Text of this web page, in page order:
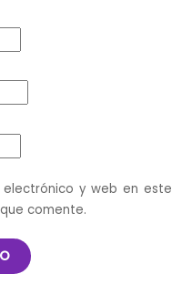
y web en este
comente.